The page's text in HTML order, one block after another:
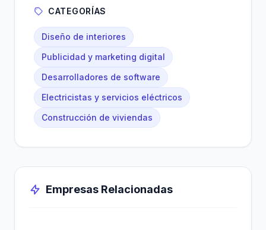
CATEGORÍAS
Diseño de interiores
Publicidad y marketing digital
Desarrolladores de software
Electricistas y servicios eléctricos
Construcción de viviendas
Empresas Relacionadas